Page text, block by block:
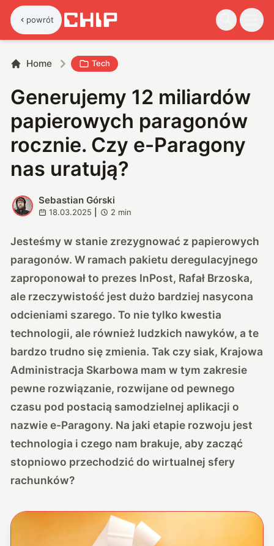
powrót
Home Tech
Generujemy 12 miliardów
papierowych paragonów
rocznie. Czy e-Paragony
nas uratują?
S
Sebastian Górski
18.03.2025 2 min
Jesteśmy w stanie zrezygnować z papierowych
paragonów. W ramach pakietu deregulacyjnego
zaproponował to prezes InPost, Rafał Brzoska,
ale rzeczywistość jest dużo bardziej nasycona
odcieniami szarego. To nie tylko kwestia
technologii, ale również ludzkich nawyków, a te
bardzo trudno się zmienia. Tak czy siak, Krajowa
Administracja Skarbowa mam w tym zakresie
pewne rozwiązanie, rozwijane od pewnego
czasu pod postacią samodzielnej aplikacji o
nazwie e-Paragony. Na jaki etapie rozwoju jest
technologia i czego nam brakuje, aby zacząć
stopniowo przechodzić do wirtualnej sfery
rachunków?